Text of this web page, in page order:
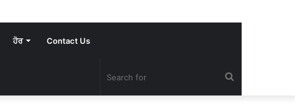
ਹੋਰ Contact Us